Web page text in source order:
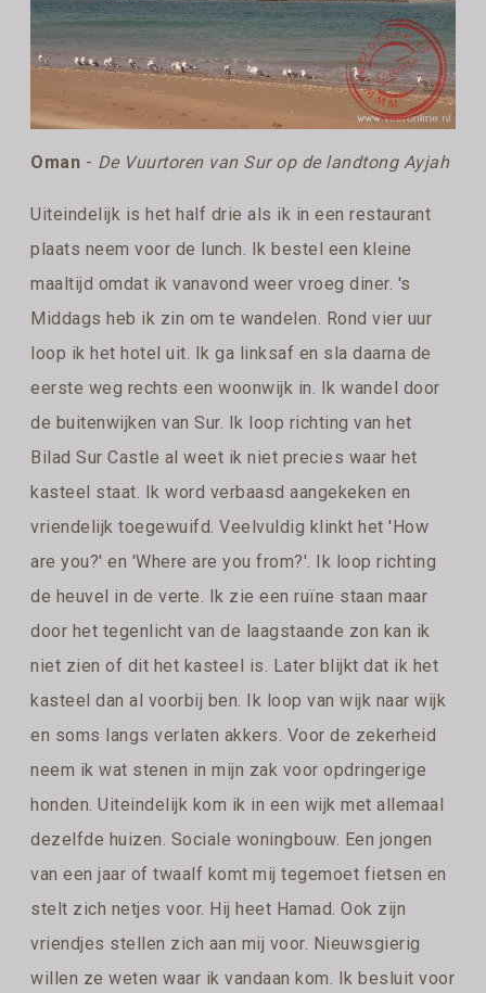
Oman - De Vuurtoren van Sur op de landtong Ayjah
Uiteindelijk is het half drie als ik in een restaurant
plaats neem voor de lunch. Ik bestel een kleine
maaltijd omdat ik vanavond weer vroeg diner. 's
Middags heb ik zin om te wandelen. Rond vier uur
loop ik het hotel uit. Ik ga linksaf en sla daarna de
eerste weg rechts een woonwijk in. Ik wandel door
de buitenwijken van Sur. Ik loop richting van het
Bilad Sur Castle al weet ik niet precies waar het
kasteel staat. Ik word verbaasd aangekeken en
vriendelijk toegewuifd. Veelvuldig klinkt het 'How
are you?' en 'Where are you from?'. Ik loop richting
de heuvel in de verte. Ik zie een ruïne staan maar
door het tegenlicht van de laagstaande zon kan ik
niet zien of dit het kasteel is. Later blijkt dat ik het
kasteel dan al voorbij ben. Ik loop van wijk naar wijk
en soms langs verlaten akkers. Voor de zekerheid
neem ik wat stenen in mijn zak voor opdringerige
honden. Uiteindelijk kom ik in een wijk met allemaal
dezelfde huizen. Sociale woningbouw. Een jongen
van een jaar of twaalf komt mij tegemoet fietsen en
stelt zich netjes voor. Hij heet Hamad. Ook zijn
vriendjes stellen zich aan mij voor. Nieuwsgierig
willen ze weten waar ik vandaan kom. Ik besluit voor